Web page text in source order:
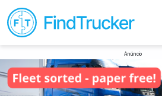
Anúncio